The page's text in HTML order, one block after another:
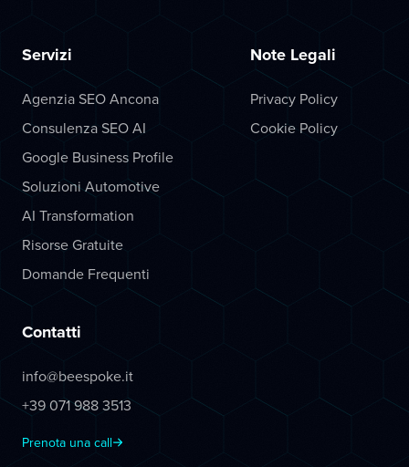
Servizi
Agenzia SEO Ancona
Consulenza SEO AI
Google Business Profile
Soluzioni Automotive
AI Transformation
Risorse Gratuite
Domande Frequenti
Note Legali
Privacy Policy
Cookie Policy
Contatti
info@beespoke.it
+39 071 988 3513
Prenota una call